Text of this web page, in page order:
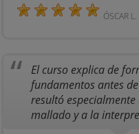
ÓSCAR
El curso explica de
fundamentos antes
resultó
mallado y a la